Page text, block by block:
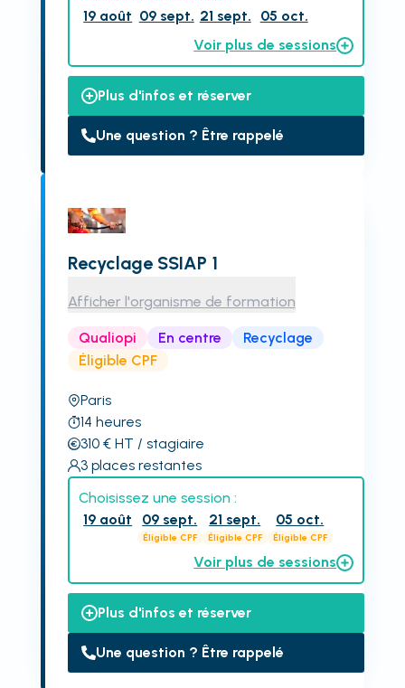
19 août 09 sept. 21 sept.
05 oct.
Voir plus de sessions
Plus d'infos et réserver
Une question ? Être rappelé
Recyclage SSIAP 1
Afficher l'organisme de formation
Qualiopi En centre
Recyclage
Éligible CPF
Paris
14 heures
310€ HT / stagiaire
3 places restantes
Choisissez une session :
19 août
09 sept.
Éligible CPF
21 sept.
Éligible CPF
05 oct.
Éligible CPF
Voir plus de sessions
Plus d'infos et réserver
Une question ? Être rappelé